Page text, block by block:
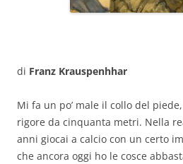
di Franz Krauspenhhar
Mi fa un po’ male il collo del
rigore da cinquanta metri. Nella
anni giocai a calcio con un certo
che ancora oggi ho le cosce